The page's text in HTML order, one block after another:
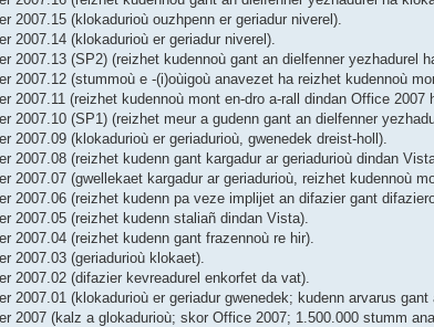
2007.15 (klokadurioù ouzhpenn er geriadur niverel).
2007.14 (klokadurioù er geriadur niverel).
2007.13 (SP2) (reizhet kudennoù gant an dielfenner yezhadurel
2007.12 (stummoù e -(i)oùigoù anavezet ha reizhet kudennoù
2007.11 (reizhet kudennoù mont en-dro a-rall dindan Office 2007
2007.10 (SP1) (reizhet meur a gudenn gant an dielfenner
2007.09 (klokadurioù er geriadurioù, gwenedek dreist-holl).
2007.08 (reizhet kudenn gant kargadur ar geriadurioù dindan
2007.07 (gwellekaet kargadur ar geriadurioù, reizhet kudennoù
2007.06 (reizhet kudenn pa veze implijet an difazier gant
2007.05 (reizhet kudenn staliañ dindan Vista).
2007.04 (reizhet kudenn gant frazennoù re hir).
2007.03 (geriadurioù klokaet).
2007.02 (difazier kevreadurel enkorfet da vat).
2007.01 (klokadurioù er geriadur gwenedek; kudenn arvarus gant
2007 (kalz a glokadurioù; skor Office 2007; 1.500.000 stumm